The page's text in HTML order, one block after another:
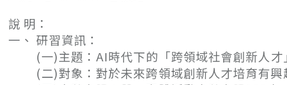
說 明：
一、 研習資訊：
(一)主題：AI時代下的「跨領域社會創新人才
(二)對象：對於未來跨領域創新人才培育有興